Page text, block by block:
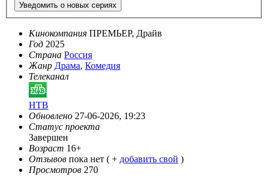
Уведомить о новых сериях
Кинокомпания ПРЕМЬЕР, Драйв
Год 2025
Страна Россия
Жанр Драма, Комедия
Телеканал
НТВ
Обновлено 27-06-2026, 19:23
Статус проекта
Завершен
Возраст 16+
Отзывов пока нет ( + добавить свой )
Просмотров 270